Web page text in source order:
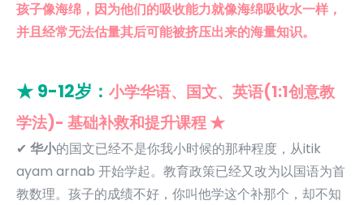
孩子像海绵，因为他们的吸收能力就像海绵吸收水一样，
并且经常无法估量其后可能被挤压出来的海量知识。
★ 9-12岁： 小学华语、国文、英语(1:1创意教
学法)- 基础补救和提升课程 ★
✔ 华小的国文已经不是你我小时候的那种程度，从itik
ayam arnab 开始学起。教育政策已经又改为以国语为首
教数理。孩子的成绩不好，你叫他学这个补那个，却不知